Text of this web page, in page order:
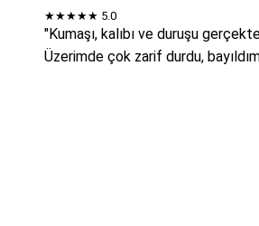
★★★★★ 5.0
"Kumaşı, kalıbı ve duruşu
Üzerimde çok zarif durdu,